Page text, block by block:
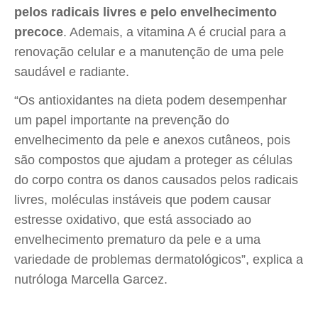
pelos radicais livres e pelo envelhecimento
precoce. Ademais, a vitamina A é crucial para a
renovação celular e a manutenção de uma pele
saudável e radiante.
“Os antioxidantes na dieta podem desempenhar
um papel importante na prevenção do
envelhecimento da pele e anexos cutâneos, pois
são compostos que ajudam a proteger as células
do corpo contra os danos causados pelos radicais
livres, moléculas instáveis que podem causar
estresse oxidativo, que está associado ao
envelhecimento prematuro da pele e a uma
variedade de problemas dermatológicos”, explica a
nutróloga Marcella Garcez.